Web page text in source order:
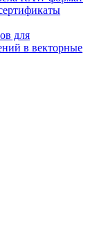
для
в векторные